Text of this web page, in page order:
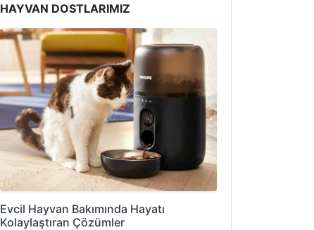
HAYVAN DOSTLARIMIZ
Evcil Hayvan Bakımında Hayatı
Kolaylaştıran Çözümler